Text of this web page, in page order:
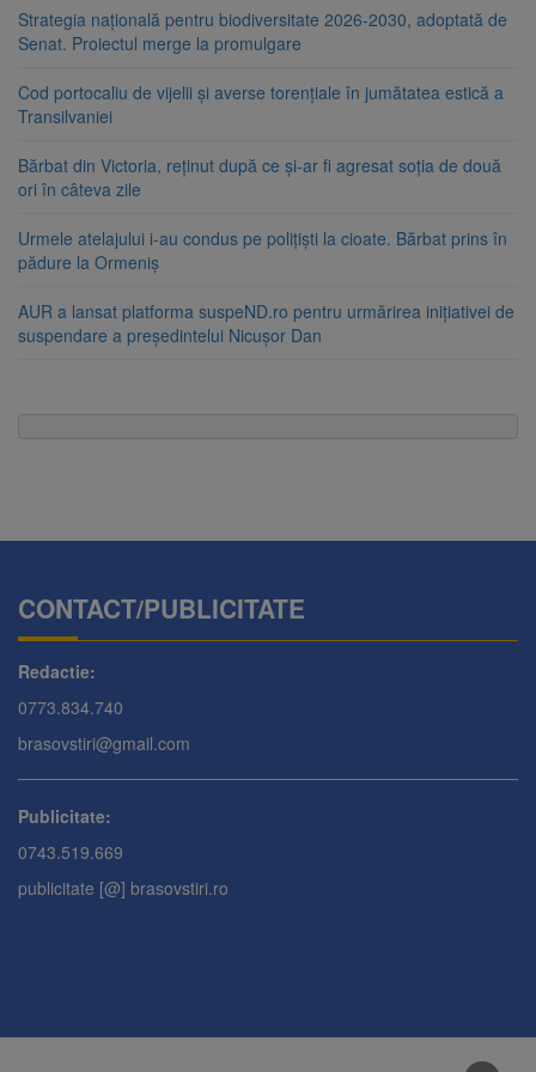
Strategia națională pentru biodiversitate 2026-2030, adoptată de
Senat. Proiectul merge la promulgare
Cod portocaliu de vijelii și averse torențiale în jumătatea estică a
Transilvaniei
Bărbat din Victoria, reținut după ce și-ar fi agresat soția de două
ori în câteva zile
Urmele atelajului i-au condus pe polițiști la cioate. Bărbat prins în
pădure la Ormeniș
AUR a lansat platforma suspeND.ro pentru urmărirea inițiativei de
suspendare a președintelui Nicușor Dan
CONTACT/PUBLICITATE
Redactie:
0773.834.740
brasovstiri@gmail.com
Publicitate:
0743.519.669
publicitate [@] brasovstiri.ro